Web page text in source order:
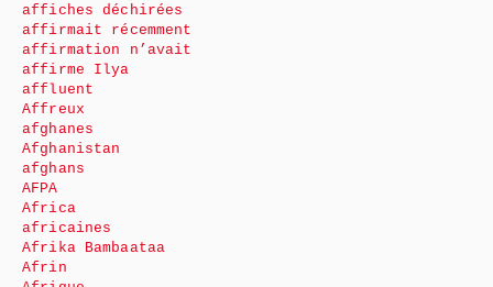
affiches déchirées
affirmait récemment
affirmation n’avait
affirme Ilya
affluent
Affreux
afghanes
Afghanistan
afghans
AFPA
Africa
africaines
Afrika Bambaataa
Afrin